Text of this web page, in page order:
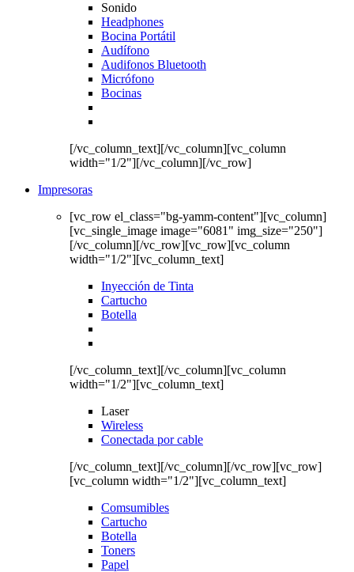
Sonido
Headphones
Bocina Portátil
Audífono
Audifonos Bluetooth
Micrófono
Bocinas
[/vc_column_text][/vc_column][vc_column
width="1/2"][/vc_column][/vc_row]
Impresoras
[vc_row el_class="bg-yamm-content"][vc_column]
[vc_single_image image="6081" img_size="250"]
[/vc_column][/vc_row][vc_row][vc_column
width="1/2"][vc_column_text]
Inyección de Tinta
Cartucho
Botella
[/vc_column_text][/vc_column][vc_column
width="1/2"][vc_column_text]
Laser
Wireless
Conectada por cable
[/vc_column_text][/vc_column][/vc_row][vc_row]
[vc_column width="1/2"][vc_column_text]
Comsumibles
Cartucho
Botella
Toners
Papel